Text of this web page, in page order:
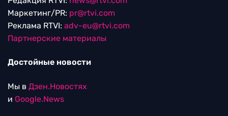
Маркетинг/PR: pr@rtvi.com
Реклама RTVI: adv-eu@rtvi.com
Партнерские материалы
Достойные новости
Мы в Дзен.Новостях
и Google.News